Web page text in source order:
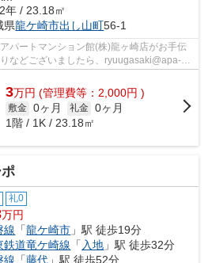
年 / 23.18㎡
県龍ケ崎市出し山町56-1
パートマンション館(株)龍ヶ崎店がお手伝
などございましたら、ryuugasaki@apa-
部屋探...
3万円 (管理費等：2,000円 )
敷金 0ヶ月 礼金 0ヶ月
1階 / 1K / 23.18㎡
礼0
万円
線 「龍ケ崎市 」駅 徒歩19分
鉄道竜ケ崎線 「 入地 」駅 徒歩32分
線 「藤代 」駅 徒歩52分